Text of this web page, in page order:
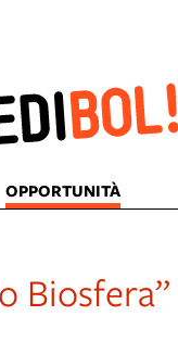
OPPORTUNITÀ
Biosfera”